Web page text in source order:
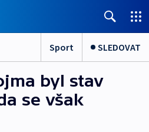
Sport SLEDOVAT
byl stav
se však